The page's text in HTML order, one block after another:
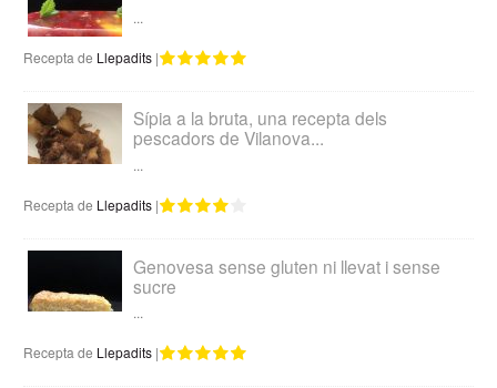
...
Recepta de Llepadits |
Sípia a la bruta, una recepta dels
pescadors de Vilanova...
...
Recepta de Llepadits |
Genovesa sense gluten ni llevat i sense
sucre
...
Recepta de Llepadits |